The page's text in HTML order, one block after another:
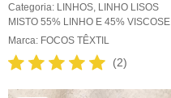
Categoria: LINHOS, LINHO LISOS
MISTO 55% LINHO E 45% VISCOSE
Marca: FOCOS TÊXTIL
(2)